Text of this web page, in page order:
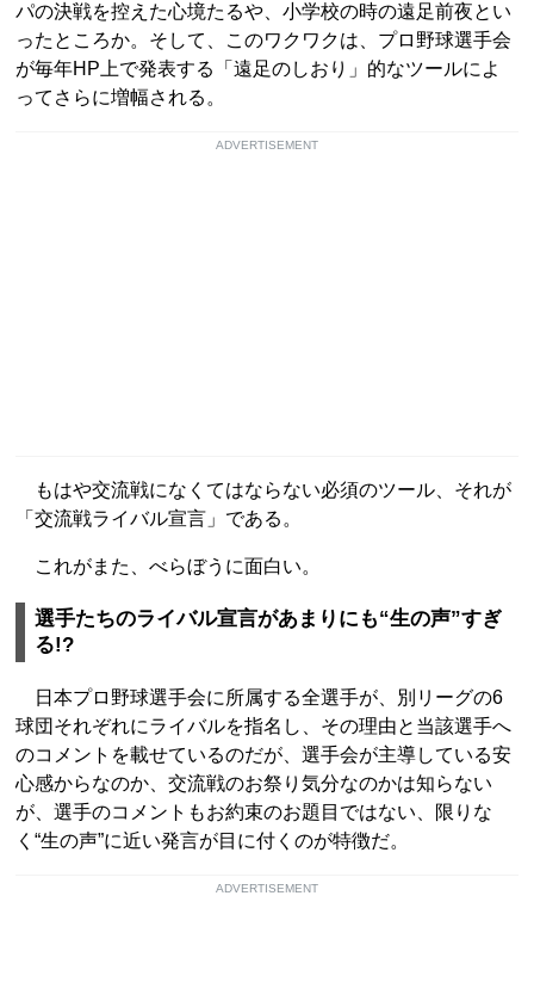
パの決戦を控えた心境たるや、小学校の時の遠足前夜とい
ったところか。そして、このワクワクは、プロ野球選手会
が毎年HP上で発表する「遠足のしおり」的なツールによ
ってさらに増幅される。
ADVERTISEMENT
もはや交流戦になくてはならない必須のツール、それが
「交流戦ライバル宣言」である。
これがまた、べらぼうに面白い。
選手たちのライバル宣言があまりにも“生の声”すぎ
る!?
日本プロ野球選手会に所属する全選手が、別リーグの6
球団それぞれにライバルを指名し、その理由と当該選手へ
のコメントを載せているのだが、選手会が主導している安
心感からなのか、交流戦のお祭り気分なのかは知らない
が、選手のコメントもお約束のお題目ではない、限りな
く“生の声”に近い発言が目に付くのが特徴だ。
ADVERTISEMENT